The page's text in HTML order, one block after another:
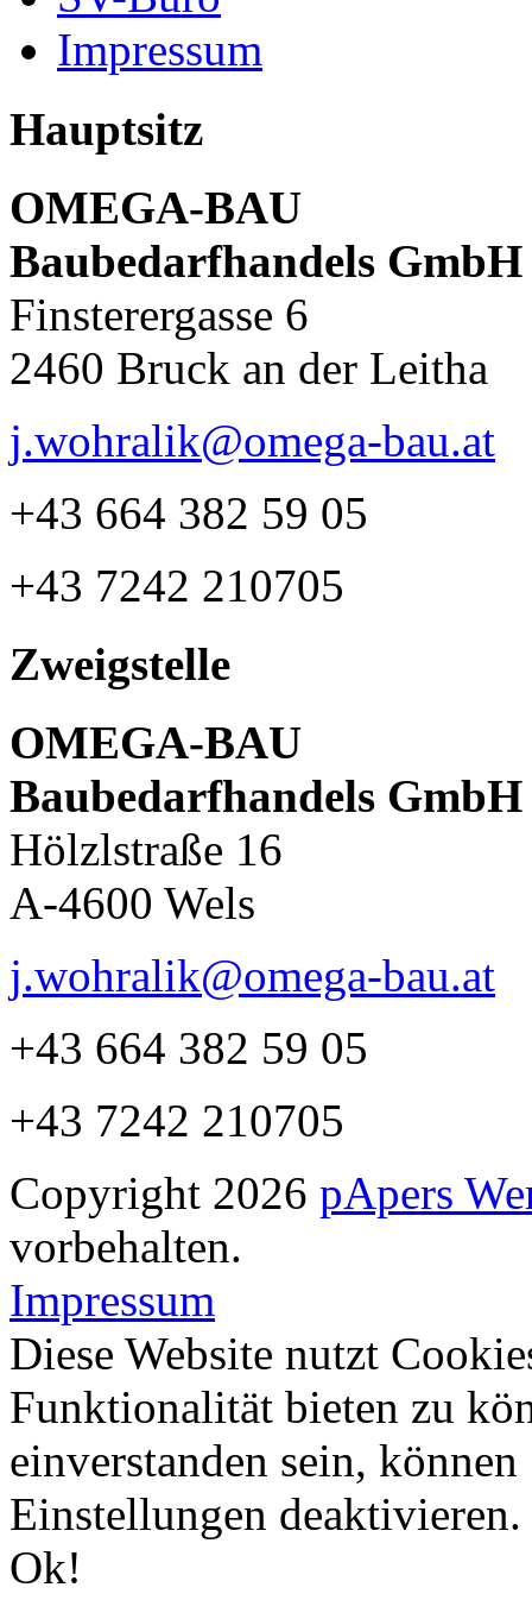
Impressum
Hauptsitz
OMEGA-BAU
Baubedarfhandels GmbH
Finsterergasse 6
2460 Bruck an der Leitha
j.wohralik@omega-bau.at
+43 664 382 59 05
+43 7242 210705
Zweigstelle
OMEGA-BAU
Baubedarfhandels GmbH
Hölzlstraße 16
A-4600 Wels
j.wohralik@omega-bau.at
+43 664 382 59 05
+43 7242 210705
Copyright 2026 pApers
vorbehalten.
Impressum
Diese Website nutzt
Funktionalität bieten zu
einverstanden sein,
Einstellungen deaktivieren.
Ok!